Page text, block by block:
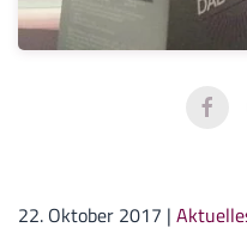
22. Oktober 2017 |